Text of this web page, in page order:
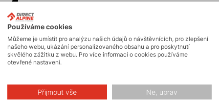
Skialpinismus
Turistika
Vysokohorská
Používáme cookies
Můžeme je umístit pro analýzu našich údajů o návštěvnících, pro zlepšení
našeho webu, ukázání personalizovaného obsahu a pro poskytnutí
skvělého zážitku z webu. Pro více informací o cookies používáme
otevřené nastavení.
Přijmout vše Ne, uprav